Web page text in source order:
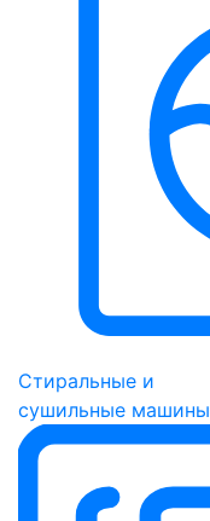
Стиральные и
сушильные машины